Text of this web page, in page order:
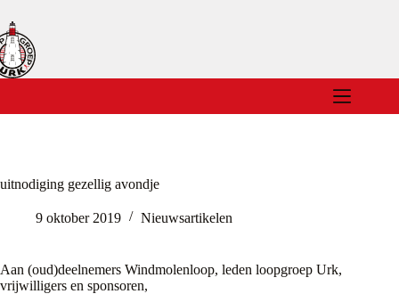
naar
de
inhoud
uitnodiging gezellig avondje
9 oktober 2019 Nieuwsartikelen
Aan (oud)deelnemers Windmolenloop, leden loopgroep Urk,
vrijwilligers en sponsoren,